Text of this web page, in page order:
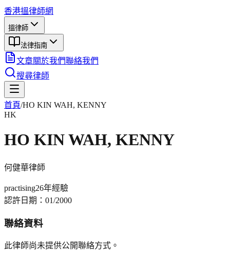
香港搵律師網
搵律師
法律指南
文章關於我們聯絡我們
搜尋律師
首頁/HO KIN WAH, KENNY
HK
HO KIN WAH, KENNY
何健華律師
practising26年經驗
認許日期： 01/2000
聯絡資料
此律師尚未提供公開聯絡方式。